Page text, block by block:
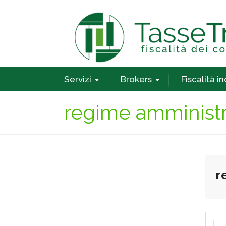
Servizi Brokers Fiscalità
regime